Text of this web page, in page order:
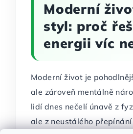
Moderní
styl: proč
energii víc
Moderní život je
ale zároveň mentálně
lidí dnes nečelí únavě z
ale z neustálého